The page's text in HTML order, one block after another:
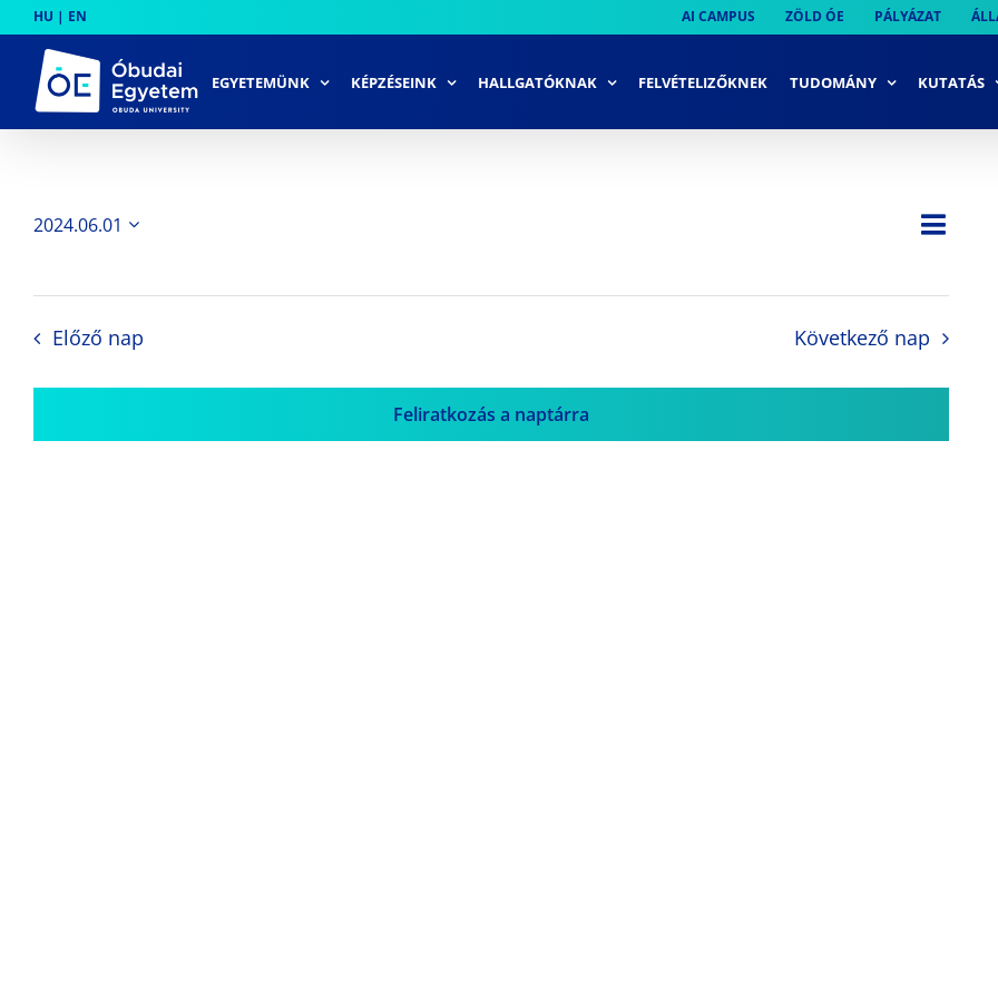
to
content
HU | EN AI CAMPUS ZÖLD ÓE PÁLYÁZAT
EGYETEMÜNK KÉPZÉSEINK HALLGATÓKNAK FELVÉTELIZŐKNEK TUDOMÁNY KUTATÁS
Nap
2024.06.01
Előző nap Következő nap
Feliratkozás a naptárra